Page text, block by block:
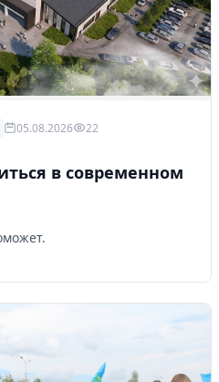
05.08.2026 22
в современном